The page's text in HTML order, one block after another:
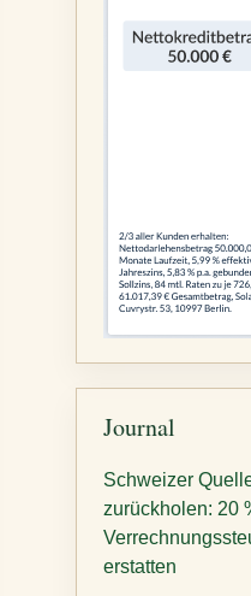
Journal
Schweizer
zurückholen: 20
erstatten